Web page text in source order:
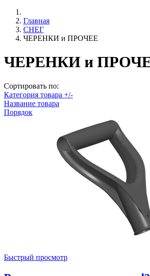
Главная
СНЕГ
ЧЕРЕНКИ и ПРОЧЕЕ
ЧЕРЕНКИ и
Сортировать по:
Категория товара +/-
Название товара
Порядок
Быстрый просмотр